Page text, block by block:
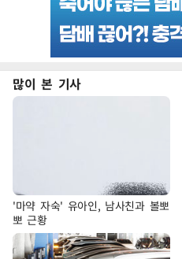
많이 본 기사
'마약 자숙' 유아인, 남사친과 볼뽀
뽀 근황